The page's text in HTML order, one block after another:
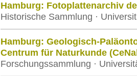
Hamburg: Fotoplattenarchiv
Historische Sammlung ·
Hamburg: Geologisch-
Centrum für Naturkunde
Forschungssammlung ·